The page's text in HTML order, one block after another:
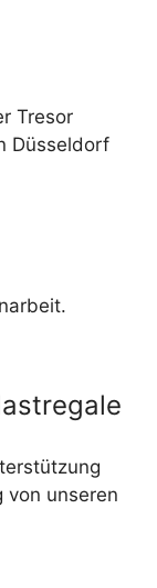
Tresor
Düsseldorf
von unseren